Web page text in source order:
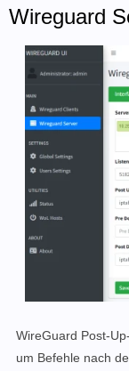
depends_on:
cap_add:
-
-
-
driver:
options:
Wireguard
WireGuard Post-
um Befehle nach